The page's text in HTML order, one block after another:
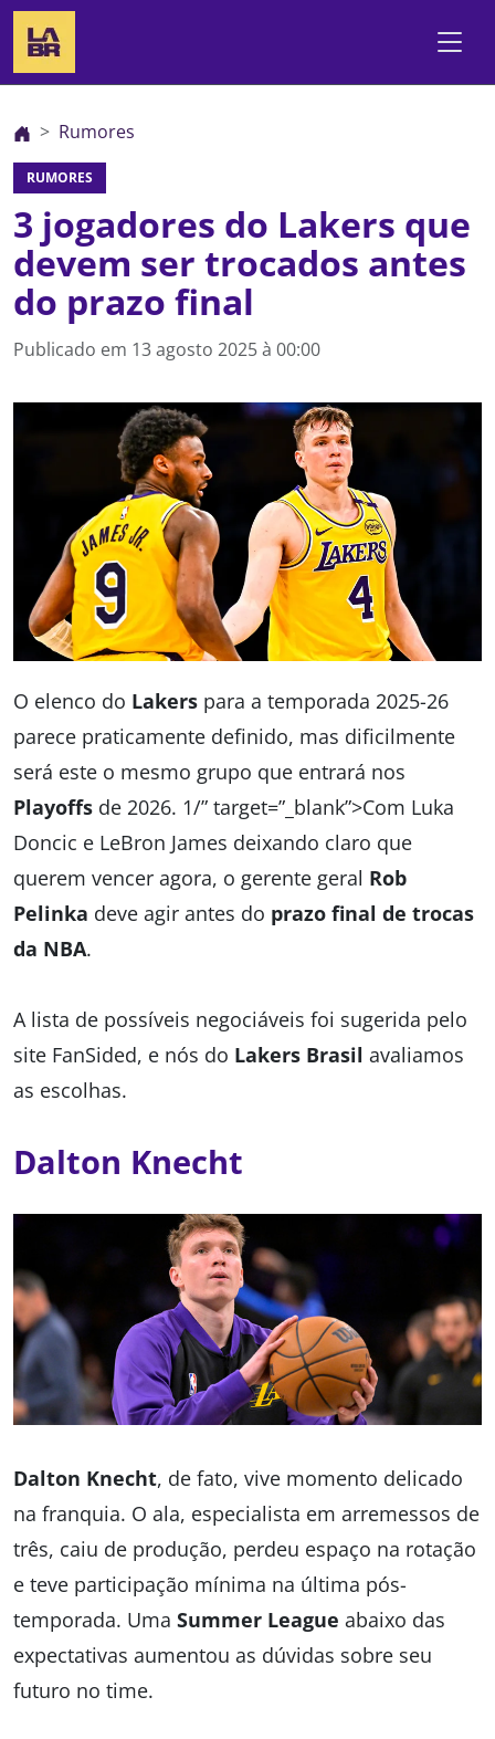
Rumores
RUMORES
3 jogadores do Lakers que
devem ser trocados antes
do prazo final
Publicado em 13 agosto 2025 à 00:00
O elenco do Lakers para a temporada 2025-26
parece praticamente definido, mas dificilmente
será este o mesmo grupo que entrará nos
Playoffs de 2026. 1/” target=”_blank”>Com Luka
Doncic e LeBron James deixando claro que
querem vencer agora, o gerente geral Rob
Pelinka deve agir antes do prazo final de trocas
da NBA.
A lista de possíveis negociáveis foi sugerida pelo
site FanSided, e nós do Lakers Brasil avaliamos
as escolhas.
Dalton Knecht
Dalton Knecht, de fato, vive momento delicado
na franquia. O ala, especialista em arremessos de
três, caiu de produção, perdeu espaço na rotação
e teve participação mínima na última pós-
temporada. Uma Summer League abaixo das
expectativas aumentou as dúvidas sobre seu
futuro no time.